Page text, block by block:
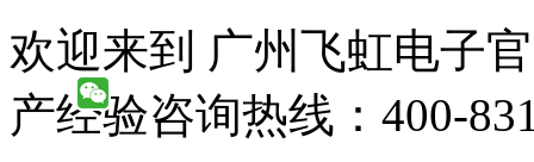
欢迎来到 广州飞虹电子
产经验咨询热线：400-